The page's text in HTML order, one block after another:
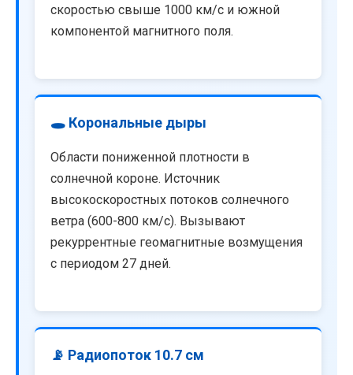
скоростью свыше 1000 км/с и южной
компонентой магнитного поля.
🕳️ Корональные дыры
Области пониженной плотности в
солнечной короне. Источник
высокоскоростных потоков солнечного
ветра (600-800 км/с). Вызывают
рекуррентные геомагнитные возмущения
с периодом 27 дней.
📡 Радиопоток 10.7 см